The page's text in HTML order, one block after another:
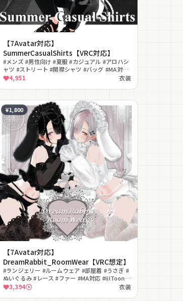
【7Avatar対応】
SummerCasualShirts【VRC対応】
#メンズ #男性向け #夏服 #カジュアル #アロハシ
ャツ #ストリート #開襟シャツ #バッグ #MA対応
#lilToon対応
4,951 衣装
¥1,800
【7Avatar対応】
DreamRabbit_RoomWear【VRC想定】
#ランジェリー #ルームウェア #部屋着 #うさぎ #
ぬいぐるみ #レース #ファー #MA対応 #lilToon対
応 #ワールド固定
3,394 衣装